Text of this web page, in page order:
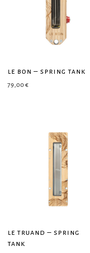
le bon – spring tank
79,00 €
le truand – spring
tank